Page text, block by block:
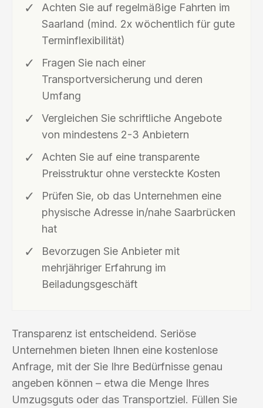
Achten Sie auf regelmäßige Fahrten im
Saarland (mind. 2x wöchentlich für gute
Terminflexibilität)
Fragen Sie nach einer
Transportversicherung und deren
Umfang
Vergleichen Sie schriftliche Angebote
von mindestens 2-3 Anbietern
Achten Sie auf eine transparente
Preisstruktur ohne versteckte Kosten
Prüfen Sie, ob das Unternehmen eine
physische Adresse in/nahe Saarbrücken
hat
Bevorzugen Sie Anbieter mit
mehrjähriger Erfahrung im
Beiladungsgeschäft
Transparenz ist entscheidend. Seriöse
Unternehmen bieten Ihnen eine kostenlose
Anfrage, mit der Sie Ihre Bedürfnisse genau
angeben können – etwa die Menge Ihres
Umzugsguts oder das Transportziel. Füllen Sie